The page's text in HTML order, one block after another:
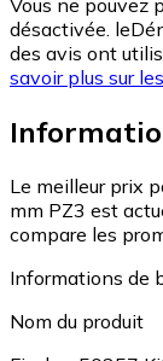
Vous ne pouvez
désactivée.
des avis ont
savoir plus sur
Le meilleur prix
mm PZ3 est
compare les
Informations de
Nom du produit